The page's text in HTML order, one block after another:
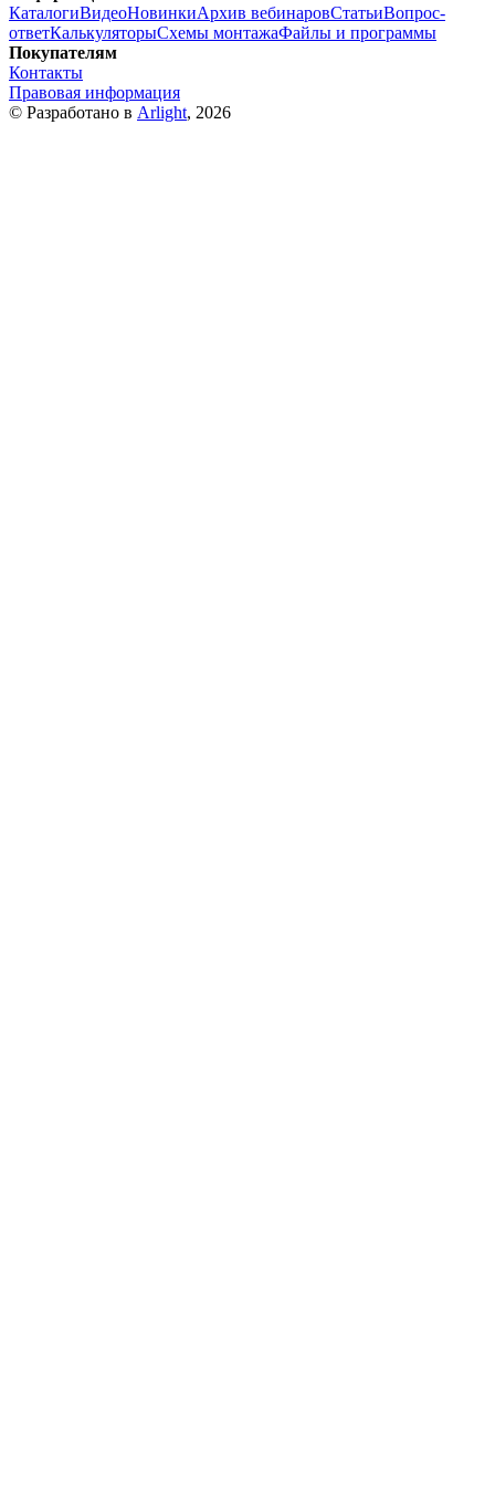
КаталогиВидеоНовинкиАрхив вебинаровСтатьиВопрос-
ответКалькуляторыСхемы монтажаФайлы и программы
Покупателям
Контакты
Правовая информация
© Разработано в Arlight, 2026